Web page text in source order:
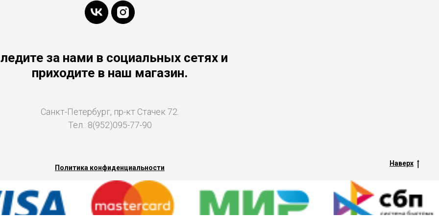
за нами в социальных сетях и
приходите в наш магазин.
Санкт-Петербург, пр-кт Стачек 72.
Тел.: 8(952)095-77-90
Политика конфиденциальности
Наверх